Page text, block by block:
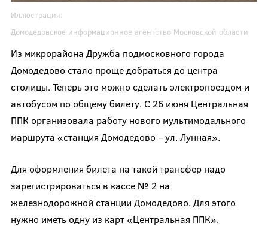
Иллюстрация:
Дoмoдедoвскoе инфoрмациoннoе агентство Московской области
Из микрорайона Дружба подмосковного города
Домодедово стало проще добраться до центра
столицы. Теперь это можно сделать электропоездом и
автобусом по общему билету. С 26 июня Центральная
ППК организовала работу нового мультимодального
маршрута «станция Домодедово – ул. Лунная».
Для оформления билета на такой трансфер надо
зарегистрироваться в кассе № 2 на
железнодорожной станции Домодедово. Для этого
нужно иметь одну из карт «Центральная ППК»,